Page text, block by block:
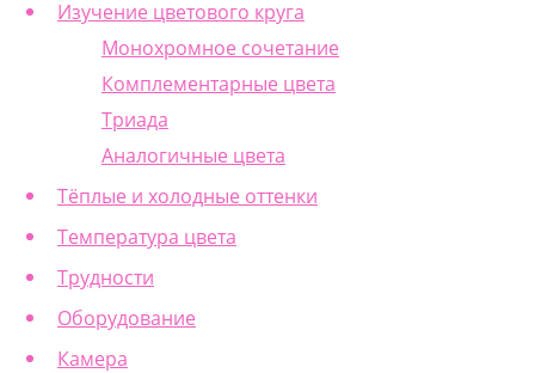
Изучение цветового круга
Монохромное сочетание
Комплементарные цвета
Триада
Аналогичные цвета
Тёплые и холодные оттенки
Температура цвета
Трудности
Оборудование
Камера